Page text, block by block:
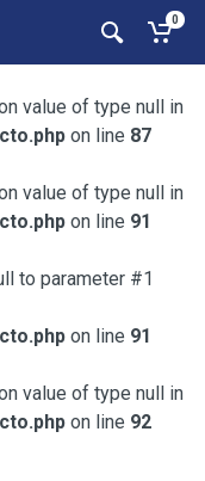
0
value of type null in
on line 87
value of type null in
on line 91
to parameter #1
on line 91
value of type null in
on line 92